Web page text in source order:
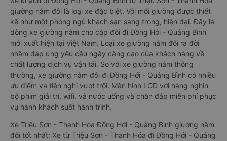
giường nằm đôi là loại xe đặc biệt. Với mỗi giường được thiết
kế như một phòng ngủ khách sạn sang trọng, hiện đại. Đây là
dòng xe giường nằm cho cặp đôi đi Đồng Hới - Quảng Bình
mới xuất hiện tại Việt Nam. Loại xe giường nằm đôi ra đời
nhằm đáp ứng yêu cầu ngày càng cao của khách hàng về
chất lượng dịch vụ vận tải. So với xe giường nằm thông
thường, xe giường nằm đôi đi Đồng Hới - Quảng Bình có nhiều
ưu điểm và tiện nghi vượt trội. Màn hình LCD với hàng nghìn
bộ phim giải trí, wifi, và nước uống và chăn đắp miễn phí phục
vụ hành khách suốt hành trình.
Xe Triệu Sơn - Thanh Hóa Đồng Hới - Quảng Bình giường nằm
đôi tốt nhất: Xe từ Triệu Sơn - Thanh Hóa đi Đồng Hới - Quảng